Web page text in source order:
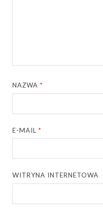
NAZWA*
E-MAIL*
WITRYNA INTERNETOWA